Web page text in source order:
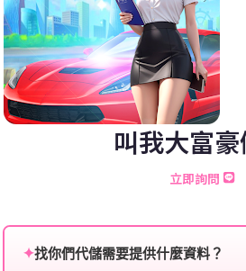
叫我大富
立即詢問
✦找你們代儲需要提供什麼資料？